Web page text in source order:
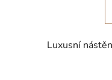
Luxusní